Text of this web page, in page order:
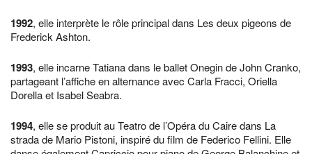
1992, elle interprète le rôle principal dans Les deux pigeons de
Frederick Ashton.
1993, elle incarne Tatiana dans le ballet Onegin de John Cranko,
partageant l’affiche en alternance avec Carla Fracci, Oriella
Dorella et Isabel Seabra.
1994, elle se produit au Teatro de l’Opéra du Caire dans La
strada de Mario Pistoni, inspiré du film de Federico Fellini. Elle